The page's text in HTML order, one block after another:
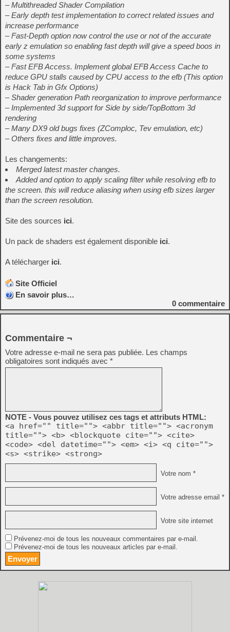
– Multithreaded Shader Compilation
– Early depth test implementation to correct related issues and
increase performance
– Fast-Depth option now control the use or not of the accurate
early z emulation so enabling fast depth will give a speed boos in
some systems
– Fast EFB Access. Implement global EFB Access Cache to
reduce GPU stalls caused by CPU access to the efb (This option
is Hack Tab in Gfx Options)
– Shader generation Path reorganization to improve performance
– Implemented 3d support for Side by side/TopBottom 3d
rendering
– Many DX9 old bugs fixes (ZComploc, Tev emulation, etc)
– Others fixes and little improves.
Les changements:
Merged latest master changes.
Added and option to apply scaling filter while resolving efb to
the screen. this will reduce aliasing when using efb sizes larger
than the screen resolution.
Site des sources ici.
Un pack de shaders est également disponible ici.
A télécharger ici.
Site Officiel
En savoir plus…
0 commentaire
Commentaire ¬
Votre adresse e-mail ne sera pas publiée. Les champs
obligatoires sont indiqués avec *
NOTE - Vous pouvez utilisez ces tags et attributs HTML:
<a href="" title=""> <abbr title=""> <acronym
title=""> <b> <blockquote cite=""> <cite>
<code> <del datetime=""> <em> <i> <q cite="">
<s> <strike> <strong>
Votre nom *
Votre adresse email *
Votre site internet
Prévenez-moi de tous les nouveaux commentaires par e-mail.
Prévenez-moi de tous les nouveaux articles par e-mail.